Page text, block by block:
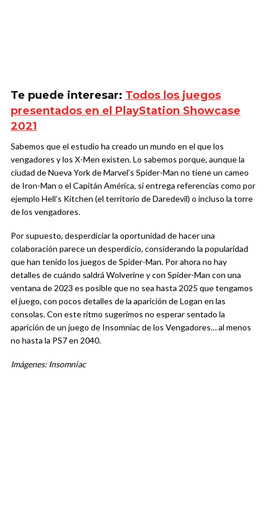
Te puede interesar: Todos los juegos
presentados en el PlayStation Showcase
2021
Sabemos que el estudio ha creado un mundo en el que los
vengadores y los X-Men existen. Lo sabemos porque, aunque la
ciudad de Nueva York de Marvel’s Spider-Man no tiene un cameo
de Iron-Man o el Capitán América, sí entrega referencias como por
ejemplo Hell’s Kitchen (el territorio de Daredevil) o incluso la torre
de los vengadores.
Por supuesto, desperdiciar la oportunidad de hacer una
colaboración parece un desperdicio, considerando la popularidad
que han tenido los juegos de Spider-Man. Por ahora no hay
detalles de cuándo saldrá Wolverine y con Spider-Man con una
ventana de 2023 es posible que no sea hasta 2025 que tengamos
el juego, con pocos detalles de la aparición de Logan en las
consolas. Con este ritmo sugerimos no esperar sentado la
aparición de un juego de Insomniac de los Vengadores… al menos
no hasta la PS7 en 2040.
Imágenes: Insomniac